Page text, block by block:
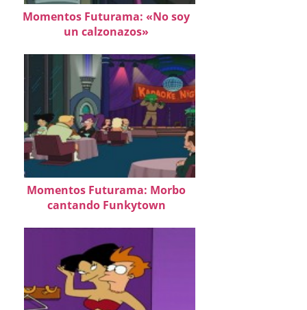
Momentos Futurama: «No soy
un calzonazos»
Momentos Futurama: Morbo
cantando Funkytown